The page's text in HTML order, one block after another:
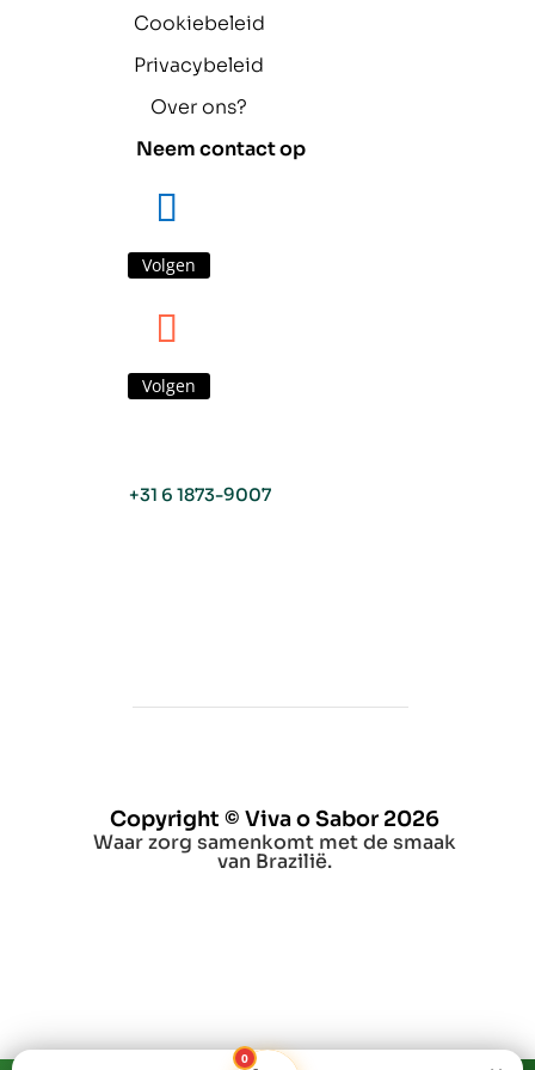
Cookiebeleid
Privacybeleid
Over ons?
Neem contact op
Volgen
Volgen
+31 6 1873-9007
Copyright © Viva o Sabor 2026
Waar zorg samenkomt met de smaak
van Brazilië.
0